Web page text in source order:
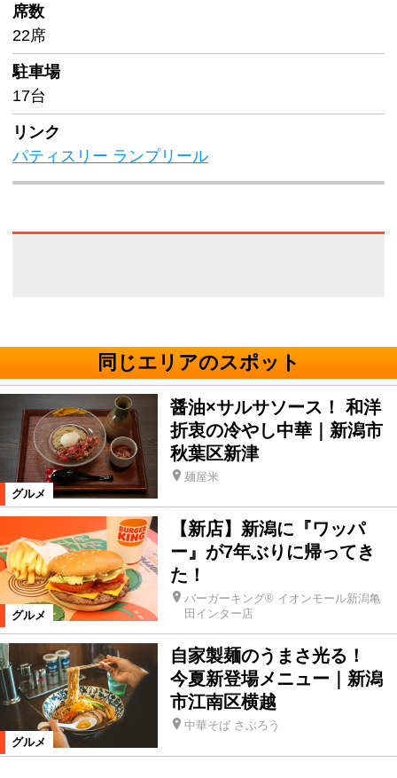
席数
22席
駐車場
17台
リンク
パティスリー ランプリール
同じエリアのスポット
グルメ
醤油×サルサソース！ 和洋
折衷の冷やし中華｜新潟市
秋葉区新津
麺屋米
グルメ
【新店】新潟に『ワッパ
ー』が7年ぶりに帰ってき
た！
バーガーキング® イオンモール新潟亀
田インター店
グルメ
自家製麺のうまさ光る！
今夏新登場メニュー｜新潟
市江南区横越
中華そば さぶろう